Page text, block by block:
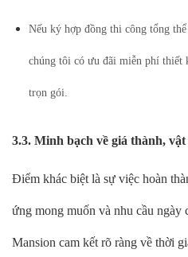
Nếu ký hợp đồng thi công tổng
chúng tôi có ưu đãi miễn phí thiết
trọn gói.
3.3. Minh bạch về giá thành,
Điểm khác biệt là sự việc hoàn
ứng mong muốn và nhu cầu ngày
Mansion cam kết rõ ràng về thời